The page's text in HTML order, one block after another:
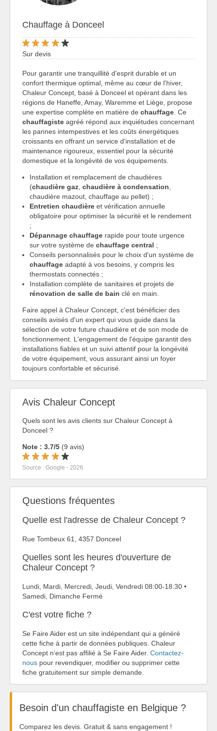
Chauffage à Donceel
Sur devis
Pour garantir une tranquillité d'esprit durable et un
confort thermique optimal, même au cœur de l'hiver,
Chaleur Concept, basé à Donceel et opérant dans les
régions de Haneffe, Amay, Waremme et Liège, propose
une expertise complète en matière de chauffage . Ce
chauffagiste agréé répond aux inquiétudes concernant
les pannes intempestives et les coûts énergétiques
croissants en offrant un service d'installation et de
maintenance rigoureux, essentiel pour la sécurité
domestique et la longévité de vos équipements.
Installation et remplacement de chaudières
(chaudière gaz chaudière à condensation
chaudière mazout, chauffage au pellet) ;
Entretien chaudière et vérification annuelle
obligatoire pour optimiser la sécurité et le rendement
;
Dépannage chauffage rapide pour toute urgence
sur votre système de chauffage central ;
Conseils personnalisés pour le choix d'un système de
chauffage adapté à vos besoins, y compris les
thermostats connectés ;
Installation complète de sanitaires et projets de
rénovation de salle de bain clé en main.
Faire appel à Chaleur Concept, c'est bénéficier des
conseils avisés d'un expert qui vous guide dans la
sélection de votre future chaudière et de son mode de
fonctionnement. L'engagement de l'équipe garantit des
installations fiables et un suivi attentif pour la longévité
de votre équipement, vous assurant ainsi un foyer
toujours confortable et sécurisé.
Avis Chaleur Concept
Quels sont les avis clients sur Chaleur Concept à
Donceel ?
Note : 3.7/5 (9 avis)
Source : Google - 2026
Questions fréquentes
Quelle est l'adresse de Chaleur Concept ?
Rue Tombeux 61, 4357 Donceel
Quelles sont les heures d'ouverture de
Chaleur Concept ?
Lundi, Mardi, Mercredi, Jeudi, Vendredi 08:00-18:30 •
Samedi, Dimanche Fermé
C'est votre fiche ?
Se Faire Aider est un site indépendant qui a généré
cette fiche à partir de données publiques. Chaleur
Concept n'est pas affilié à Se Faire Aider. Contactez-
nous pour revendiquer, modifier ou supprimer cette
fiche gratuitement sur simple demande.
Besoin d'un chauffagiste en Belgique ?
Comparez les devis. Gratuit & sans engagement !